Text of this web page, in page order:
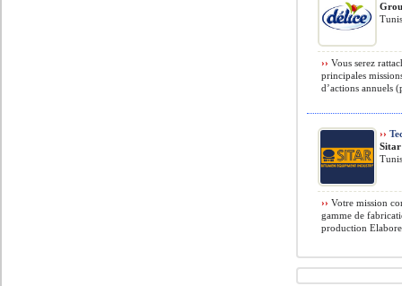
›› Vous serez
principales
d’actions annuels
››
Sitar
›› Votre mission
gamme de
production